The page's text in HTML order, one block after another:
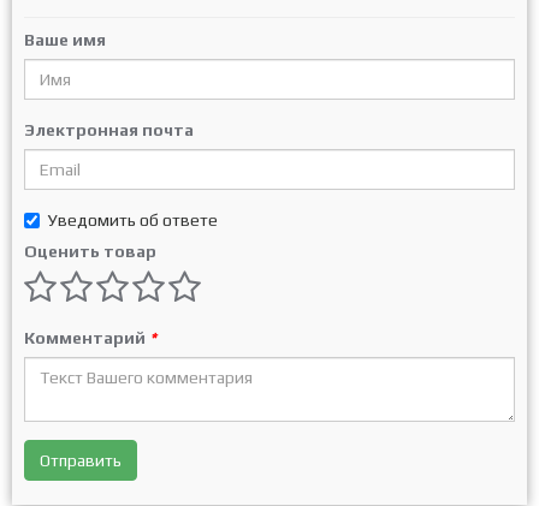
Ваше имя
Электронная почта
Уведомить об ответе
Оценить товар
Комментарий *
Отправить